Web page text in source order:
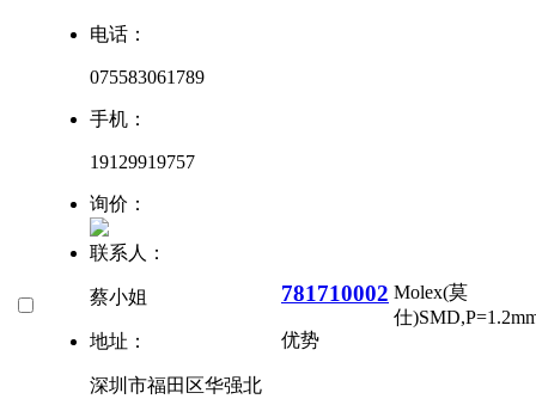
电话：
075583061789
手机：
19129919757
询价：
联系人：
蔡小姐
地址：
深圳市福田区华强北
781710002
优势
Molex(莫
仕)